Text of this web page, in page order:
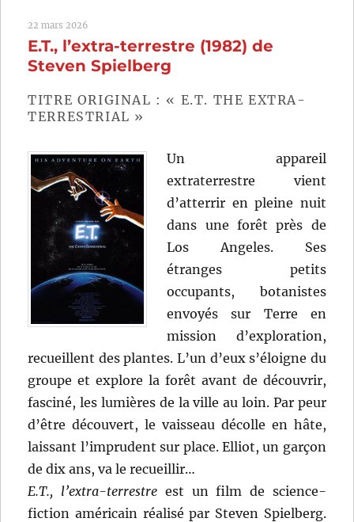
Cédric
Jimenez
22 mars 2026
E.T., l’extra-terrestre (1982) de
Steven Spielberg
TITRE ORIGINAL : « E.T. THE EXTRA-
TERRESTRIAL »
Un appareil
extraterrestre vient
d’atterrir en pleine nuit
dans une forêt près de
Los Angeles. Ses
étranges petits
occupants, botanistes
envoyés sur Terre en
mission d’exploration,
recueillent des plantes. L’un d’eux s’éloigne du
groupe et explore la forêt avant de découvrir,
fasciné, les lumières de la ville au loin. Par peur
d’être découvert, le vaisseau décolle en hâte,
laissant l’imprudent sur place. Elliot, un garçon
de dix ans, va le recueillir…
E.T., l’extra-terrestre est un film de science-
fiction américain réalisé par Steven Spielberg.